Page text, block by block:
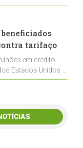
Crioulos voltados
tarifaço
em crédito
Estados Unidos e